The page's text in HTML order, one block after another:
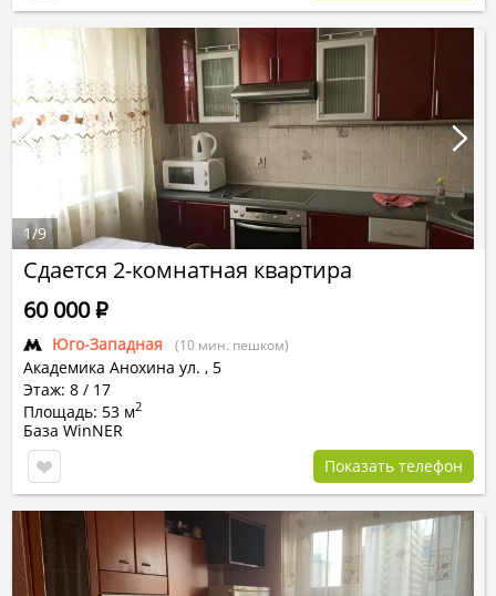
Сдается 2-комнатная квартира
Юго-Западная (10 мин. пешком)
Академика Анохина ул. , 5
Этаж: 8 / 17
Площадь: 53 м2
60 000Р
База WinNER
Показать телефон
1/9